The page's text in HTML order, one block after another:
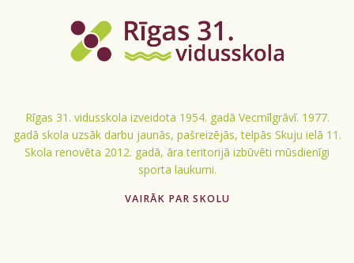
Rīgas 31. vidusskola izveidota 1954. gadā Vecmīlgrāvī. 1977.
gadā skola uzsāk darbu jaunās, pašreizējās, telpās Skuju ielā 11.
Skola renovēta 2012. gadā, āra teritorijā izbūvēti mūsdienīgi
sporta laukumi.
VAIRĀK PAR SKOLU